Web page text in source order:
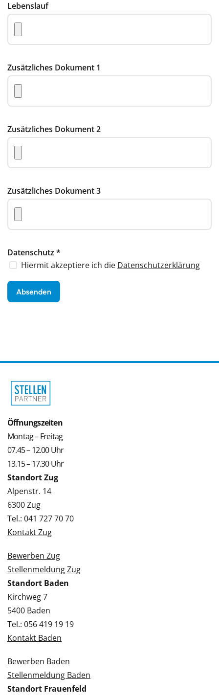
Lebenslauf
Zusätzliches Dokument 1
Zusätzliches Dokument 2
Zusätzliches Dokument 3
Datenschutz*
Hiermit akzeptiere ich die Datenschutzerklärung
Öffnungszeiten
Montag – Freitag
07.45 – 12.00 Uhr
13.15 – 17.30 Uhr
Standort Zug
Alpenstr. 14
6300 Zug
Tel.: 041 727 70 70
Kontakt Zug
Bewerben Zug
Stellenmeldung Zug
Standort Baden
Kirchweg 7
5400 Baden
Tel.: 056 419 19 19
Kontakt Baden
Bewerben Baden
Stellenmeldung Baden
Standort Frauenfeld